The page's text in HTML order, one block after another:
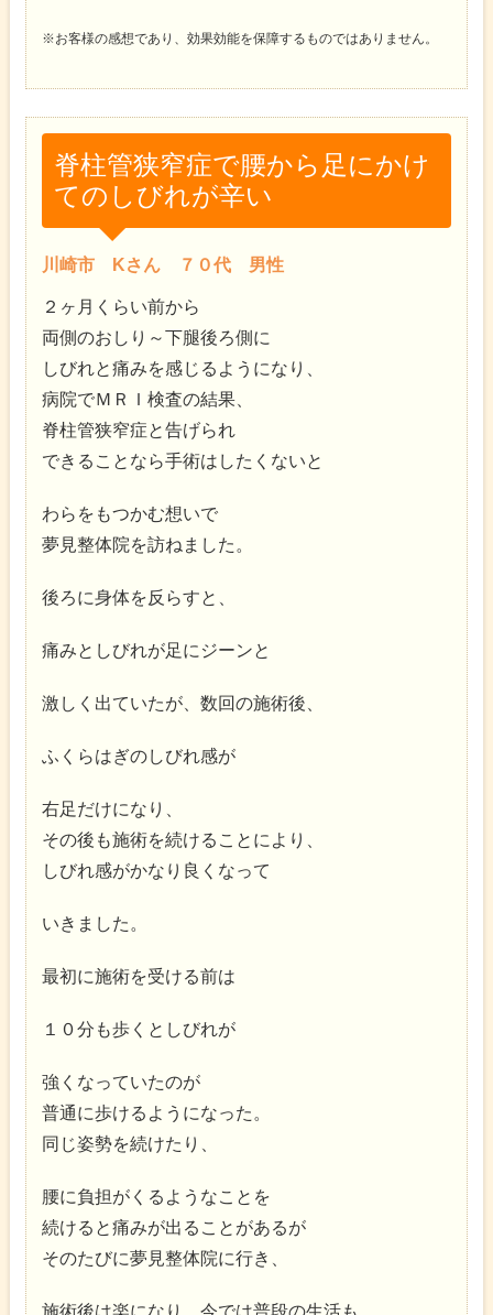
※お客様の感想であり、効果効能を保障するものではありません。
脊柱管狭窄症で腰から足にかけ
てのしびれが辛い
川崎市 Kさん ７０代 男性
２ヶ月くらい前から
両側のおしり～下腿後ろ側に
しびれと痛みを感じるようになり、
病院でＭＲＩ検査の結果、
脊柱管狭窄症と告げられ
できることなら手術はしたくないと
わらをもつかむ想いで
夢見整体院を訪ねました。
後ろに身体を反らすと、
痛みとしびれが足にジーンと
激しく出ていたが、数回の施術後、
ふくらはぎのしびれ感が
右足だけになり、
その後も施術を続けることにより、
しびれ感がかなり良くなって
いきました。
最初に施術を受ける前は
１０分も歩くとしびれが
強くなっていたのが
普通に歩けるようになった。
同じ姿勢を続けたり、
腰に負担がくるようなことを
続けると痛みが出ることがあるが
そのたびに夢見整体院に行き、
施術後は楽になり、今では普段の生活も